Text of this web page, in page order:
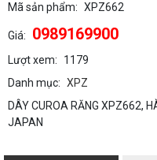
Mã sản phẩm: XPZ662
Giá: 0989169900
Lượt xem:
1179
Danh mục: XPZ
DÂY CUROA RĂNG XPZ662,
JAPAN